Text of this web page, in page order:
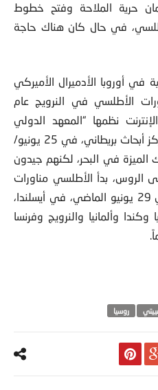
حرية الملاحة وفتح خطوط
في حال كان هناك حاجة
في أوروبا الأدميرال الأميركي
الأطلسي في النرويج عام
نظمها “المعهد الدولي
للدراسات الاستراتيجية”، وهو مركز أبحاث بريطاني، في 25 يونيو/
الميزة في البحر، لكنهم جيدون
بدأ الأطلسي مناورات
بحرية ضد هجوم بالغواصات في 29 يونيو الماضي، في أيسلندا،
وألمانيا والنرويج وفرنسا
روسيا